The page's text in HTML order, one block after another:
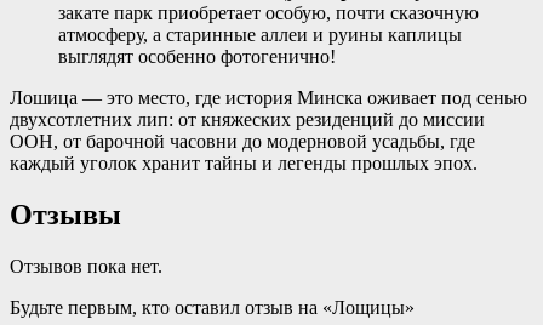
закате парк приобретает особую, почти сказочную
атмосферу, а старинные аллеи и руины каплицы
выглядят особенно фотогенично!
Лошица — это место, где история Минска оживает под сенью
двухсотлетних лип: от княжеских резиденций до миссии
ООН, от барочной часовни до модерновой усадьбы, где
каждый уголок хранит тайны и легенды прошлых эпох.
Отзывы
Отзывов пока нет.
Будьте первым, кто оставил отзыв на «Лощицы»